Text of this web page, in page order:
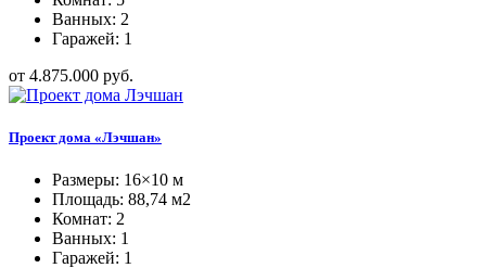
Ванных: 2
Гаражей: 1
от 4.875.000 руб.
Проект дома «Лэчшан»
Размеры: 16×10 м
Площадь: 88,74 м2
Комнат: 2
Ванных: 1
Гаражей: 1